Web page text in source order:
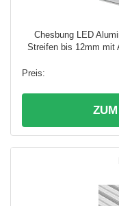
Chesbung LED
Streifen bis 12mm mit